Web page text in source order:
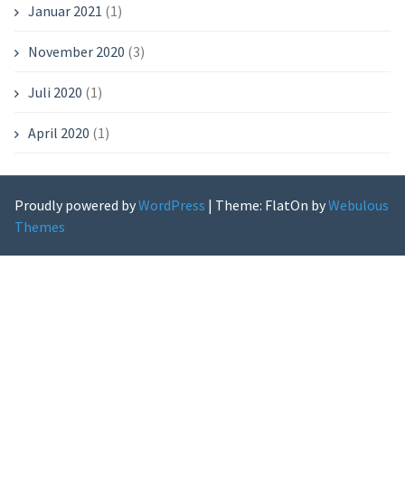
Januar 2021 (1)
November 2020 (3)
Juli 2020 (1)
April 2020 (1)
Proudly powered byWordPress | Theme: FlatOn byWebulous
Themes